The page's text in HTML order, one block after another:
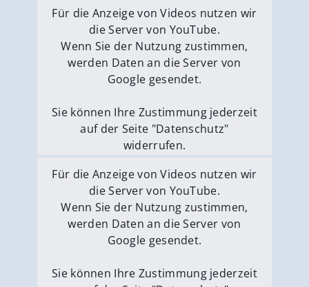
Für die Anzeige von Videos nutzen wir
die Server von YouTube.
Wenn Sie der Nutzung zustimmen,
werden Daten an die Server von
Google gesendet.
Sie können Ihre Zustimmung jederzeit
auf der Seite "Datenschutz"
widerrufen.
Externe Medien erlauben
Für die Anzeige von Videos nutzen wir
die Server von YouTube.
Wenn Sie der Nutzung zustimmen,
werden Daten an die Server von
Google gesendet.
Sie können Ihre Zustimmung jederzeit